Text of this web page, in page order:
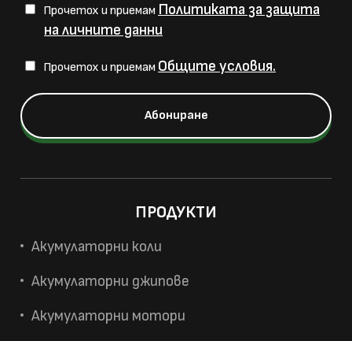
Прочетох и приемам Политиката за защита
на личните данни
Прочетох и приемам Общите условия.
ПРОДУКТИ
Акумулаторни коли
Акумулаторни джипове
Акумулаторни мотори